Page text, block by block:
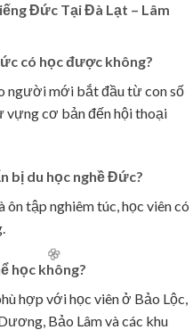
Đức Tại Đà Lạt – Lâm
có học được không?
người mới bắt đầu từ con số
vựng cơ bản đến hội thoại
bị du học nghề Đức?
tập nghiêm túc, học viên có
học không?
hợp với học viên ở Bảo Lộc,
Bảo Lâm và các khu